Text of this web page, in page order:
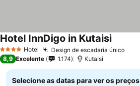
4 EstrelasHotel Design de escadaria único
Hotel InnDigo in Kutaisi
8,9 Excelente 1.174 Kutaisi
Selecione as datas para ver os preços